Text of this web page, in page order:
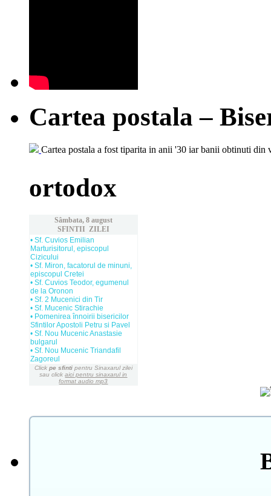
Cartea postala –
Cartea postala a fost tiparita in anii '30 iar banii obtinuti
ortodox
Sâmbata, 8 august
SFINTII ZILEI
• Sf. Cuvios Emilian
Marturisitorul, episcopul
Cizicului
• Sf. Miron, facatorul de minuni,
episcopul Cretei
• Sf. Cuvios Teodor, egumenul
de la Oronon
• Sf. 2 Mucenici din Tir
• Sf. Mucenic Stirachie
• Pomenirea înnoirii bisericilor
Sfintilor Apostoli Petru si Pavel
• Sf. Nou Mucenic Anastasie
bulgarul
• Sf. Nou Mucenic Triandafil
Zagoreul
Click pe sfinti pentru Sinaxarul zilei
sau clickaici pentru sinaxarul in
format audio mp3